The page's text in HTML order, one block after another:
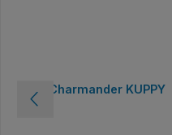
Charmander KUPPY